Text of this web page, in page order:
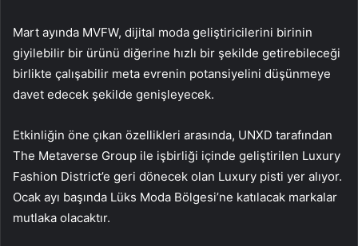
Mart ayında MVFW, dijital moda geliştiricilerini birinin
giyilebilir bir ürünü diğerine hızlı bir şekilde getirebileceği
birlikte çalışabilir meta evrenin potansiyelini düşünmeye
davet edecek şekilde genişleyecek.
Etkinliğin öne çıkan özellikleri arasında, UNXD tarafından
The Metaverse Group ile işbirliği içinde geliştirilen Luxury
Fashion District’e geri dönecek olan Luxury pisti yer alıyor.
Ocak ayı başında Lüks Moda Bölgesi’ne katılacak markalar
mutlaka olacaktır.